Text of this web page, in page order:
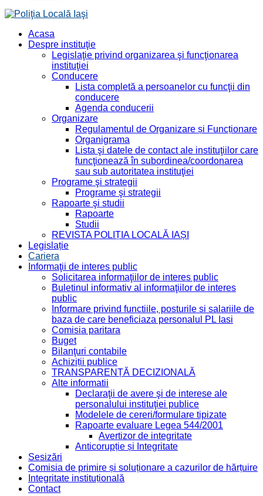
Acasa
Despre instituţie
Legislaţie privind organizarea şi funcţionarea
instituţiei
Conducere
Lista completă a persoanelor cu funcţii din
conducere
Agenda conducerii
Organizare
Regulamentul de Organizare și Funcționare
Organigrama
Lista şi datele de contact ale instituţiilor care
funcţionează în subordinea/coordonarea
sau sub autoritatea instituţiei
Programe şi strategii
Programe şi strategii
Rapoarte şi studii
Rapoarte
Studii
REVISTA POLIȚIA LOCALĂ IAȘI
Legislație
Cariera
Informaţii de interes public
Solicitarea informaţiilor de interes public
Buletinul informativ al informaţiilor de interes
public
Informare privind functiile, posturile si salariile de
baza de care beneficiaza personalul PL Iasi
Comisia paritara
Buget
Bilanţuri contabile
Achiziții publice
TRANSPARENȚĂ DECIZIONALĂ
Alte informatii
Declaraţii de avere şi de interese ale
personalului instituţiei publice
Modelele de cereri/formulare tipizate
Rapoarte evaluare Legea 544/2001
Avertizor de integritate
Anticorupție și Integritate
Sesizări
Comisia de primire și soluționare a cazurilor de hărțuire
Integritate instituțională
Contact